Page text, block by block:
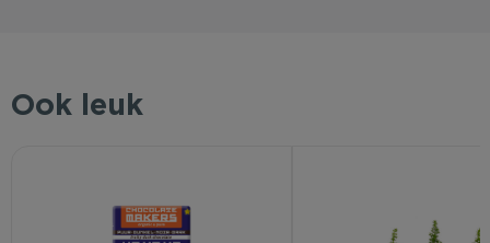
Ook leuk